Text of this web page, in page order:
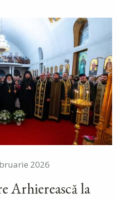
2026
Arhierească la